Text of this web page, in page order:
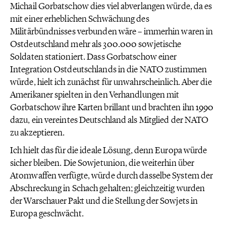
Michail Gorbatschow dies viel abverlangen würde, da es
mit einer erheblichen Schwächung des
Militärbündnisses verbunden wäre – immerhin waren in
Ostdeutschland mehr als 300.000 sowjetische
Soldaten stationiert. Dass Gorbatschow einer
Integration Ostdeutschlands in die NATO zustimmen
würde, hielt ich zunächst für unwahrscheinlich. Aber die
Amerikaner spielten in den Verhandlungen mit
Gorbatschow ihre Karten brillant und brachten ihn 1990
dazu, ein vereintes Deutschland als Mitglied der NATO
zu akzeptieren.
Ich hielt das für die ideale Lösung, denn Europa würde
sicher bleiben. Die Sowjetunion, die weiterhin über
Atomwaffen verfügte, würde durch dasselbe System der
Abschreckung in Schach gehalten; gleichzeitig wurden
der Warschauer Pakt und die Stellung der Sowjets in
Europa geschwächt.